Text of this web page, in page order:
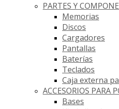
PARTES Y
Memorias
Discos
Cargadores
Pantallas
Baterías
Teclados
Caja externa
ACCESORIOS PARA
Bases